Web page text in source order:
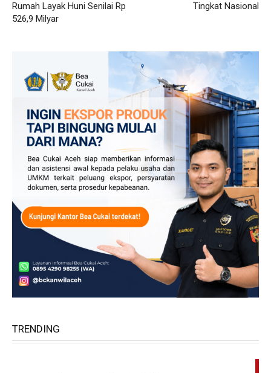
Rumah Layak Huni Senilai Rp
526,9 Milyar
Tingkat Nasional
TRENDING